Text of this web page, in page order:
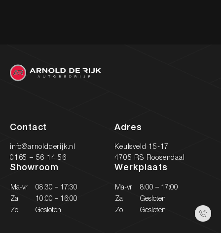
Contact
info@arnoldderijk.nl
0165 – 56 14 56
Adres
Keulsveld 15-17
4705 RS Roosendaal
Showroom
Ma-vr
08:30 – 17:30
Za
10:00 – 16:00
Zo
Gesloten
Werkplaats
Ma-vr
8:00 – 17:00
Za
Gesloten
Zo
Gesloten